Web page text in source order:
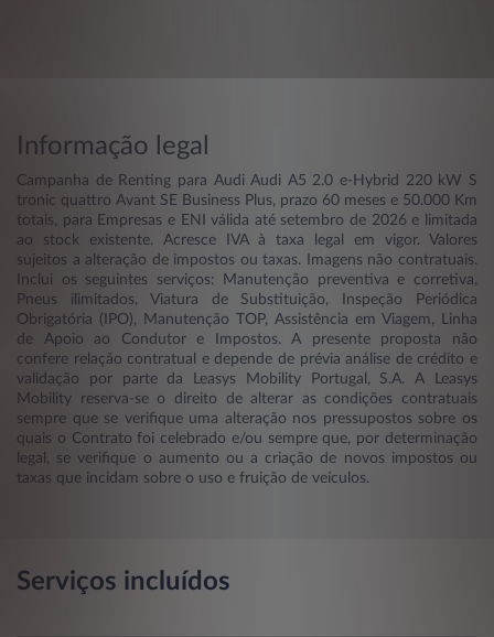
Informação legal
Campanha de Renting para Audi Audi A5 2.0 e-Hybrid 220 kW S
tronic quattro Avant SE Business Plus, prazo 60 meses e 50.000 Km
totais, para Empresas e ENI válida até setembro de 2026 e limitada
ao stock existente. Acresce IVA à taxa legal em vigor. Valores
sujeitos a alteração de impostos ou taxas. Imagens não contratuais.
Inclui os seguintes serviços: Manutenção preventiva e corretiva,
Pneus ilimitados, Viatura de Substituição, Inspeção Periódica
Obrigatória (IPO), Manutenção TOP, Assistência em Viagem, Linha
de Apoio ao Condutor e Impostos. A presente proposta não
confere relação contratual e depende de prévia análise de crédito e
validação por parte da Leasys Mobility Portugal, S.A. A Leasys
Mobility reserva-se o direito de alterar as condições contratuais
sempre que se verifique uma alteração nos pressupostos sobre os
quais o Contrato foi celebrado e/ou sempre que, por determinação
legal, se verifique o aumento ou a criação de novos impostos ou
taxas que incidam sobre o uso e fruição de veículos.
Serviços incluídos